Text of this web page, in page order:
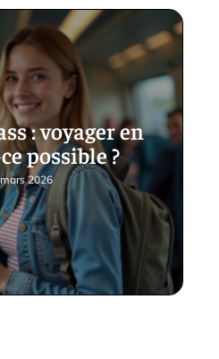
: voyager en
possible ?
2026